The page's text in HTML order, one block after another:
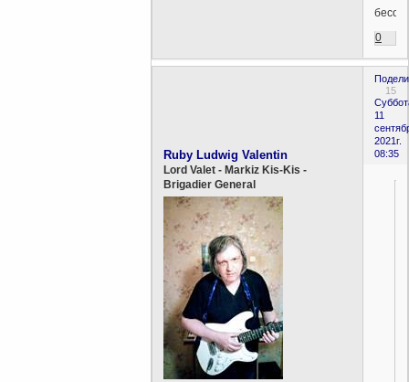
0
15
11
2021г.
08:35
Ruby Ludwig Valentin
Lord Valet - Markiz Kis-Kis -
Brigadier General